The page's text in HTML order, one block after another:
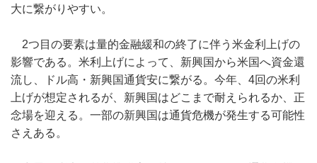
大に繋がりやすい。
2つ目の要素は量的金融緩和の終了に伴う米金利上げの
影響である。米利上げによって、新興国から米国へ資金還
流し、ドル高・新興国通貨安に繋がる。今年、4回の米利
上げが想定されるが、新興国はどこまで耐えられるか、正
念場を迎える。一部の新興国は通貨危機が発生する可能性
さえある。